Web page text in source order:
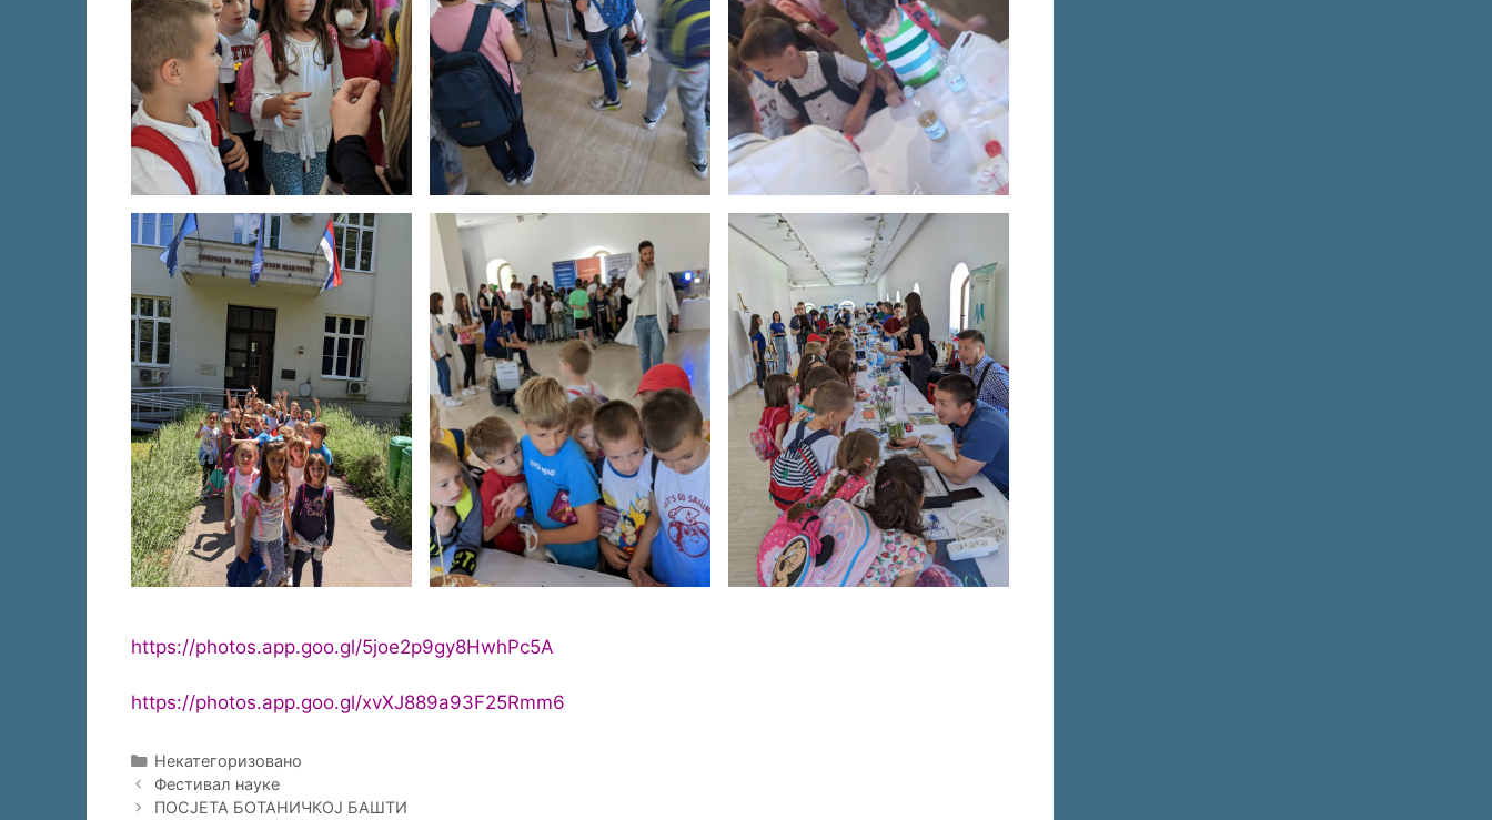
https://photos.app.goo.gl/5joe2p9gy8HwhPc5A
https://photos.app.goo.gl/xvXJ889a93F25Rmm6
Categories
Некатегоризовано
Post
navigation
Фестивал науке
ПОСЈЕТА БОТАНИЧКОЈ БАШТИ